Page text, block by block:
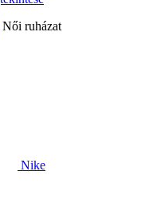
Női ruházat
Nike